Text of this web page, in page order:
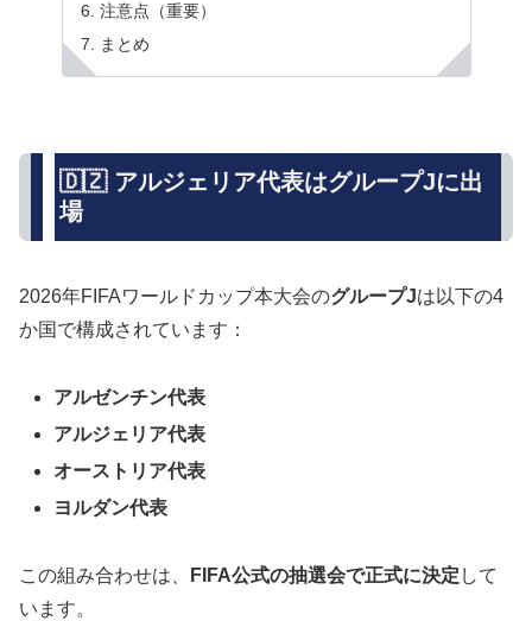
注意点（重要）
まとめ
🇩🇿 アルジェリア代表はグループJに出
場
2026年FIFAワールドカップ本大会のグループJは以下の4
か国で構成されています：
アルゼンチン代表
アルジェリア代表
オーストリア代表
ヨルダン代表
この組み合わせは、 FIFA公式の抽選会で正式に決定 して
います。